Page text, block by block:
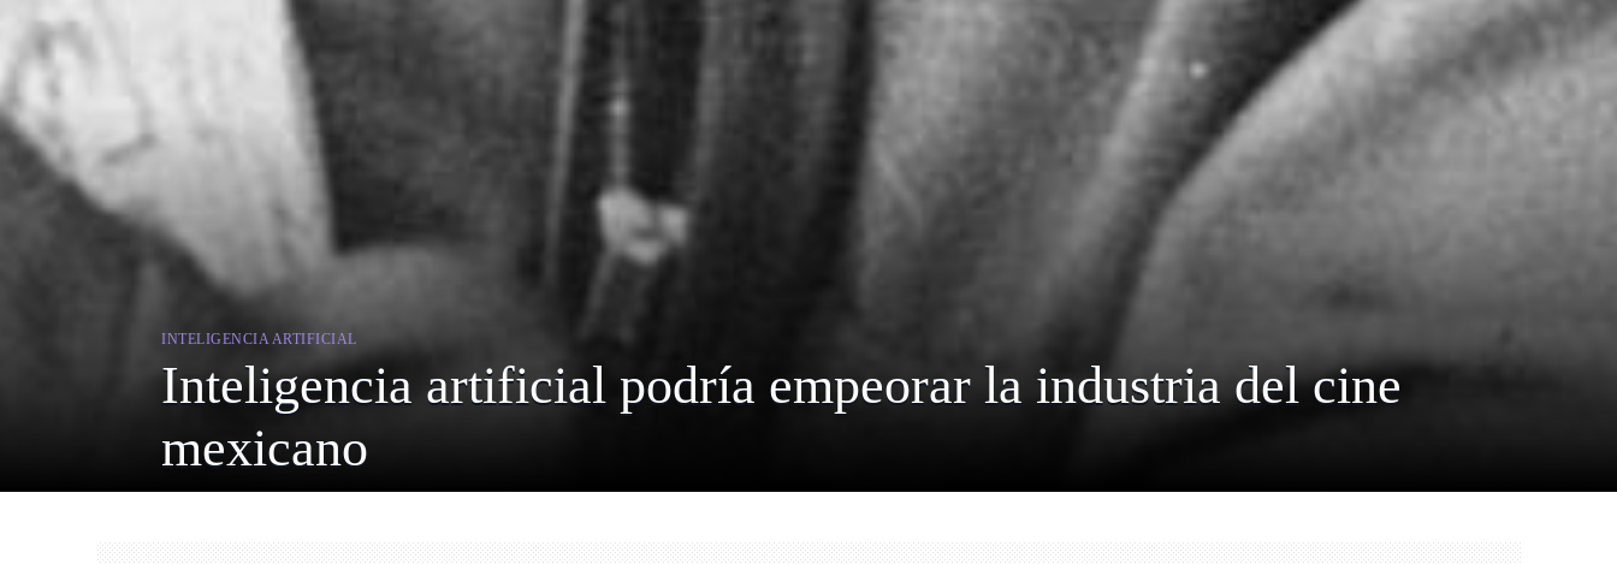
INTELIGENCIA ARTIFICIAL
Inteligencia artificial podría empeorar la industria del cine
mexicano